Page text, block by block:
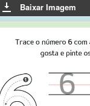
Baixar Imagem